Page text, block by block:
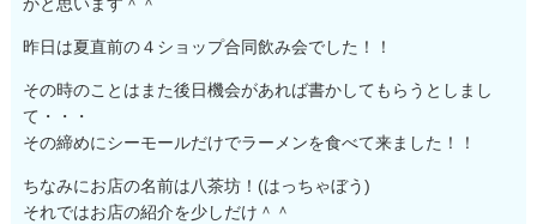
かと思います＾＾
昨日は夏直前の４ショップ合同飲み会でした！！
その時のことはまた後日機会があれば書かしてもらうとしまし
て・・・
その締めにシーモールだけでラーメンを食べて来ました！！
ちなみにお店の名前は八茶坊！(はっちゃぼう)
それではお店の紹介を少しだけ＾＾